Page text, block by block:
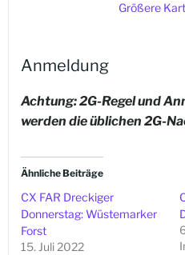
Größere
Anmeldung
Achtung: 2G-Regel und
werden die üblichen 2G-
Ähnliche Beiträge
CX FAR Dreckiger
Donnerstag: Wüstemarker
Forst
15. Juli 2022